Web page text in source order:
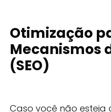
Otimização
Mecanismos
(SEO)
Caso você não esteja